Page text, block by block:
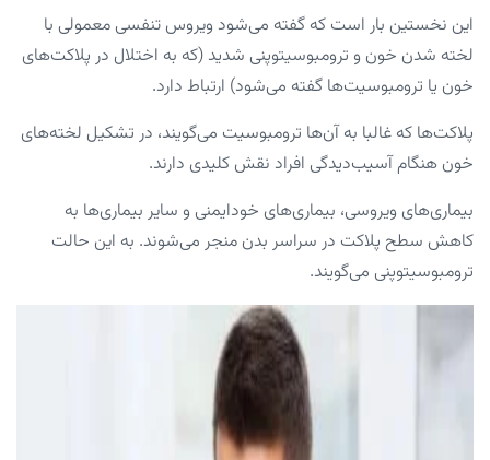
این نخستین بار است که گفته می‌شود ویروس تنفسی معمولی با
لخته شدن خون و ترومبوسیتوپنی شدید (که به اختلال در پلاکت‌های
خون یا ترومبوسیت‌ها گفته می‌شود) ارتباط دارد.
پلاکت‌ها که غالبا به آن‌ها ترومبوسیت می‌گویند، در تشکیل لخته‌های
خون هنگام آسیب‌دیدگی افراد نقش کلیدی دارند.
بیماری‌های ویروسی، بیماری‌های خودایمنی و سایر بیماری‌ها به
کاهش سطح پلاکت در سراسر بدن منجر می‌شوند. به این حالت
ترومبوسیتوپنی می‌گویند.